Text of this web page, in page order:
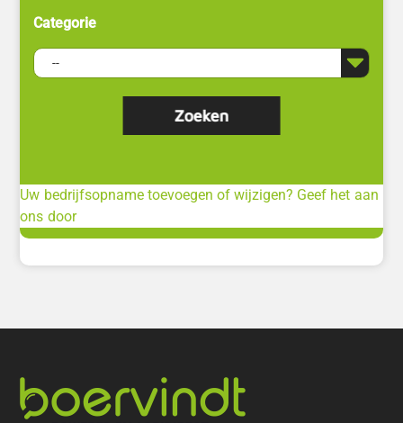
Categorie
Uw bedrijfsopname toevoegen of wijzigen? Geef het aan
ons door